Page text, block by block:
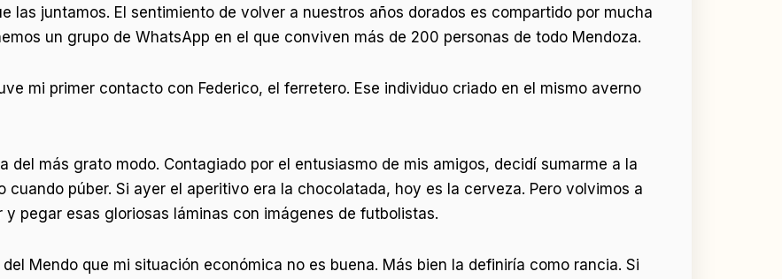
las juntamos. El sentimiento de volver a nuestros años dorados es compartido por mucha
un grupo de WhatsApp en el que conviven más de 200 personas de todo Mendoza.
mi primer contacto con Federico, el ferretero. Ese individuo criado en el mismo averno
del más grato modo. Contagiado por el entusiasmo de mis amigos, decidí sumarme a la
púber. Si ayer el aperitivo era la chocolatada, hoy es la cerveza. Pero volvimos a
pegar esas gloriosas láminas con imágenes de futbolistas.
Mendo que mi situación económica no es buena. Más bien la definiría como rancia. Si